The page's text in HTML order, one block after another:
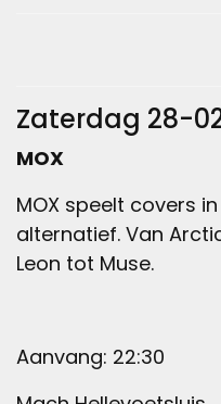
Zaterdag 28-
MOX
MOX speelt covers
alternatief. Van
Leon tot Muse.
Aanvang: 22:30